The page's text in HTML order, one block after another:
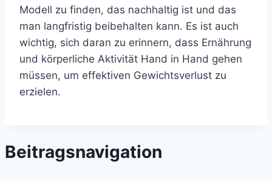
Modell zu finden, das nachhaltig ist und das
man langfristig beibehalten kann. Es ist auch
wichtig, sich daran zu erinnern, dass Ernährung
und körperliche Aktivität Hand in Hand gehen
müssen, um effektiven Gewichtsverlust zu
erzielen.
Beitragsnavigation